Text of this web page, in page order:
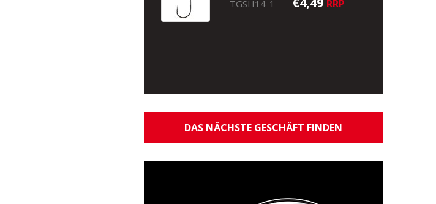
TGSH14-1
RRP
DAS NÄCHSTE GESCHÄFT FINDEN